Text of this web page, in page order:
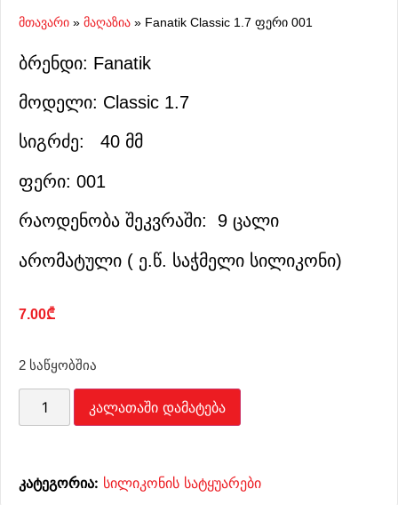
მთავარი » მაღაზია » Fanatik Classic 1.7 ფერი 001
ბრენდი: Fanatik
მოდელი: Classic 1.7
სიგრძე: 40 მმ
ფერი: 001
რაოდენობა შეკვრაში: 9 ცალი
არომატული ( ე.წ. საჭმელი სილიკონი)
7.00₾
2 საწყობშია
კალათაში დამატება
კატეგორია: სილიკონის სატყუარები